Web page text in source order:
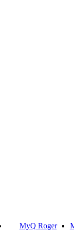
MyQ Roger